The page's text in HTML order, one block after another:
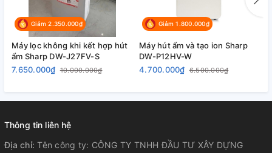
Giảm 2.350.000₫
Máy lọc không khi kết hợp hút
ẩm Sharp DW-J27FV-S
7.650.000₫ 10.000.000₫
Giảm 1.800.000₫
Máy hút ẩm và tạo ion Sharp
DW-P12HV-W
4.700.000₫ 6.500.000₫
Thông tin liên hệ
Địa chỉ:Tên công ty: CÔNG TY TNHH ĐẦU TƯ XÂY DỰNG